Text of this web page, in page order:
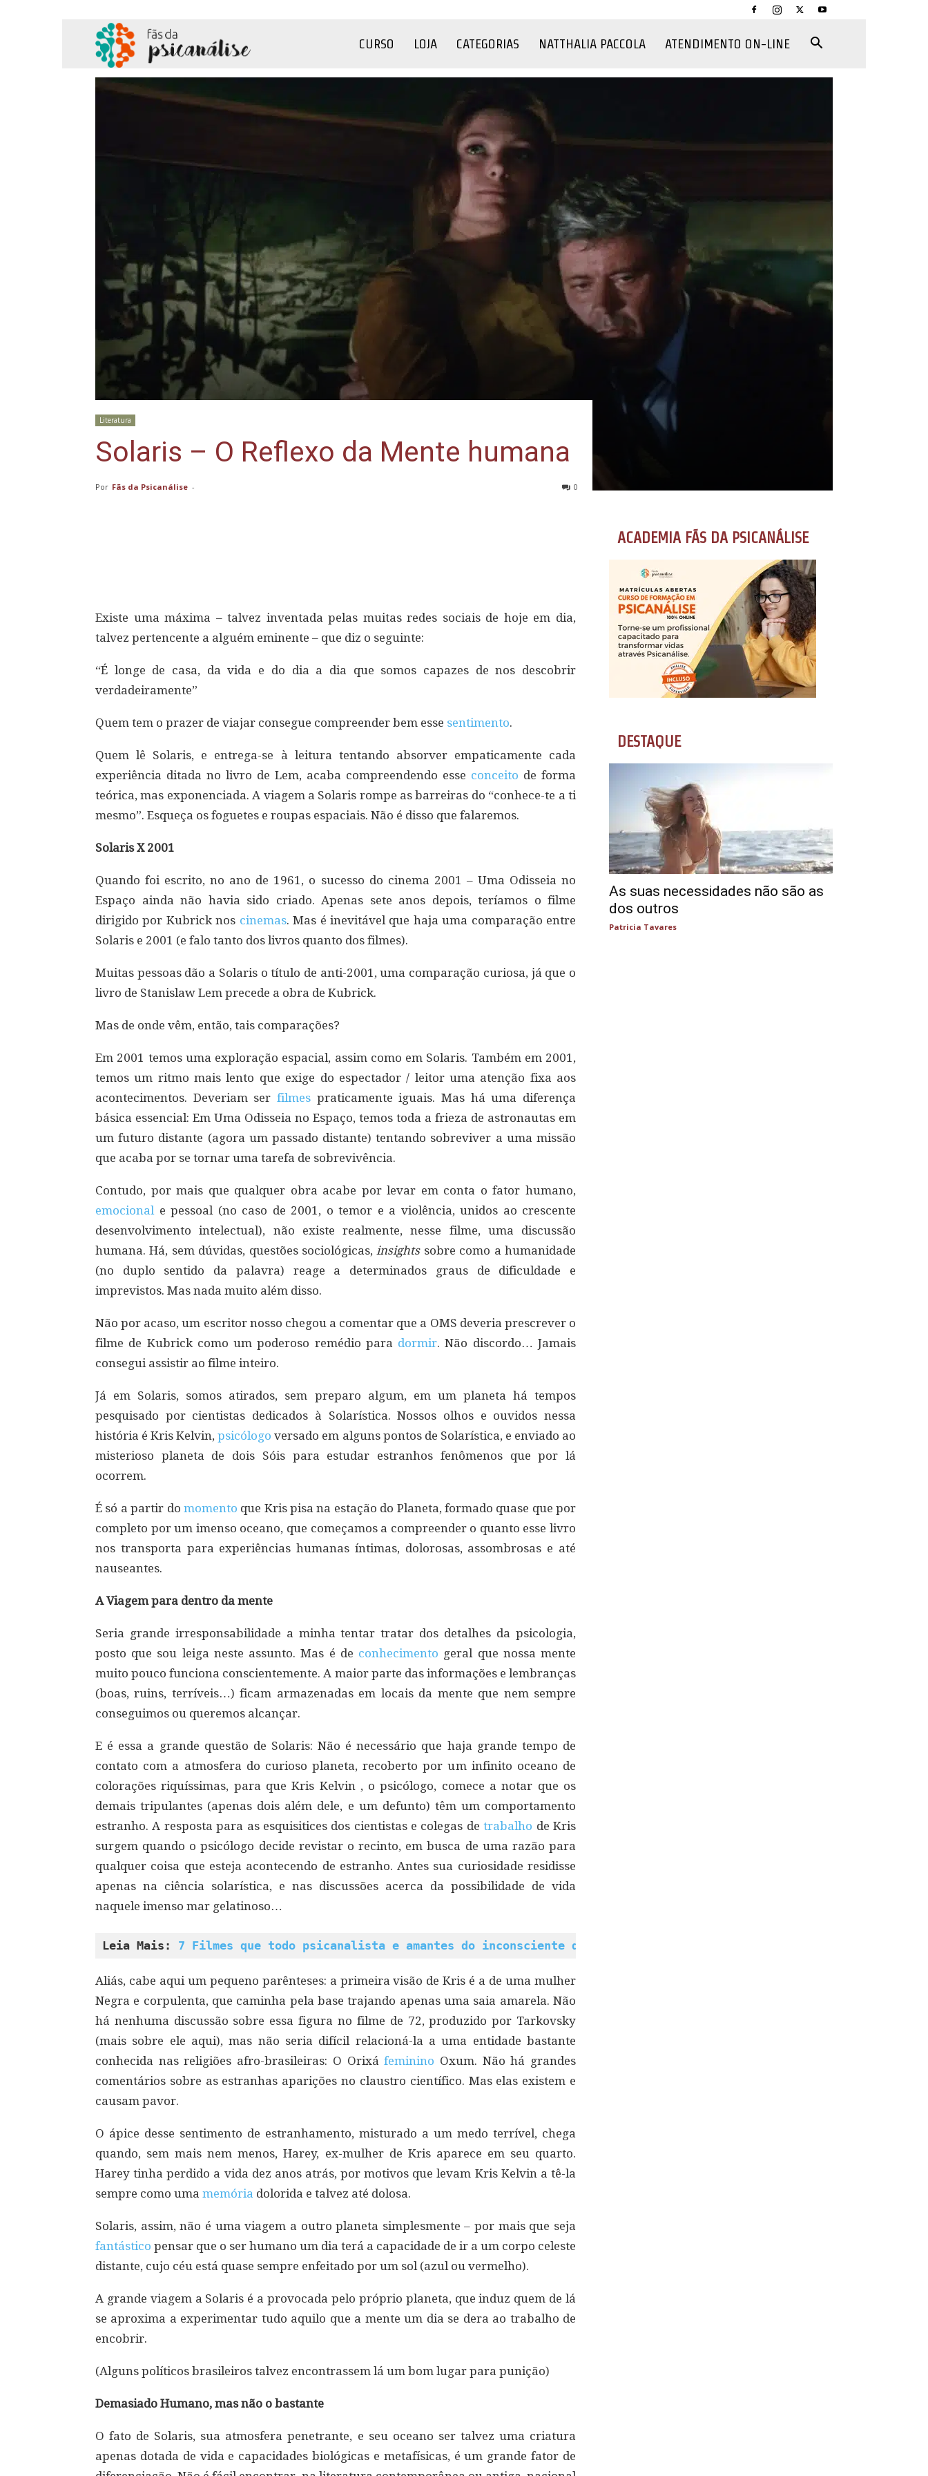
CURSO LOJA CATEGORIAS NATTHALIA PACCOLA ATENDIMENTO ON-LINE
Literatura
Solaris – O Reflexo da Mente humana
Por Fãs da Psicanálise - 0
Existe uma máxima – talvez inventada pelas muitas redes sociais de hoje em dia,
talvez pertencente a alguém eminente – que diz o seguinte:
“É longe de casa, da vida e do dia a dia que somos capazes de nos descobrir
verdadeiramente”
Quem tem o prazer de viajar consegue compreender bem esse sentimento.
Quem lê Solaris, e entrega-se à leitura tentando absorver empaticamente cada
experiência ditada no livro de Lem, acaba compreendendo esse conceito de forma
teórica, mas exponenciada. A viagem a Solaris rompe as barreiras do “conhece-te a ti
mesmo”. Esqueça os foguetes e roupas espaciais. Não é disso que falaremos.
Solaris X 2001
Quando foi escrito, no ano de 1961, o sucesso do cinema 2001 – Uma Odisseia no
Espaço ainda não havia sido criado. Apenas sete anos depois, teríamos o filme
dirigido por Kubrick nos cinemas. Mas é inevitável que haja uma comparação entre
Solaris e 2001 (e falo tanto dos livros quanto dos filmes).
Muitas pessoas dão a Solaris o título de anti-2001, uma comparação curiosa, já que o
livro de Stanislaw Lem precede a obra de Kubrick.
Mas de onde vêm, então, tais comparações?
Em 2001 temos uma exploração espacial, assim como em Solaris. Também em 2001,
temos um ritmo mais lento que exige do espectador / leitor uma atenção fixa aos
acontecimentos. Deveriam ser filmes praticamente iguais. Mas há uma diferença
básica essencial: Em Uma Odisseia no Espaço, temos toda a frieza de astronautas em
um futuro distante (agora um passado distante) tentando sobreviver a uma missão
que acaba por se tornar uma tarefa de sobrevivência.
Contudo, por mais que qualquer obra acabe por levar em conta o fator humano,
emocionale pessoal (no caso de 2001, o temor e a violência, unidos ao crescente
desenvolvimento intelectual), não existe realmente, nesse filme, uma discussão
humana. Há, sem dúvidas, questões sociológicas,insightssobre como a humanidade
(no duplo sentido da palavra) reage a determinados graus de dificuldade e
imprevistos. Mas nada muito além disso.
Não por acaso, um escritor nosso chegou a comentar que a OMS deveria prescrever o
filme de Kubrick como um poderoso remédio para dormir. Não discordo… Jamais
consegui assistir ao filme inteiro.
Já em Solaris, somos atirados, sem preparo algum, em um planeta há tempos
pesquisado por cientistas dedicados à Solarística. Nossos olhos e ouvidos nessa
história é Kris Kelvin,psicólogo versado em alguns pontos de Solarística, e enviado ao
misterioso planeta de dois Sóis para estudar estranhos fenômenos que por lá
ocorrem.
É só a partir do momento que Kris pisa na estação do Planeta, formado quase que por
completo por um imenso oceano, que começamos a compreender o quanto esse livro
nos transporta para experiências humanas íntimas, dolorosas, assombrosas e até
nauseantes.
A Viagem para dentro da mente
Seria grande irresponsabilidade a minha tentar tratar dos detalhes da psicologia,
posto que sou leiga neste assunto. Mas é de conhecimento geral que nossa mente
muito pouco funciona conscientemente. A maior parte das informações e lembranças
(boas, ruins, terríveis…) ficam armazenadas em locais da mente que nem sempre
conseguimos ou queremos alcançar.
E é essa a grande questão de Solaris: Não é necessário que haja grande tempo de
contato com a atmosfera do curioso planeta, recoberto por um infinito oceano de
colorações riquíssimas, para que Kris Kelvin , o psicólogo, comece a notar que os
demais tripulantes (apenas dois além dele, e um defunto) têm um comportamento
estranho. A resposta para as esquisitices dos cientistas e colegas detrabalho de Kris
surgem quando o psicólogo decide revistar o recinto, em busca de uma razão para
qualquer coisa que esteja acontecendo de estranho. Antes sua curiosidade residisse
apenas na ciência solarística, e nas discussões acerca da possibilidade de vida
naquele imenso mar gelatinoso…
Leia Mais: 7 Filmes que todo psicanalista e amantes do inconsciente deveriam ver
Aliás, cabe aqui um pequeno parênteses: a primeira visão de Kris é a de uma mulher
Negra e corpulenta, que caminha pela base trajando apenas uma saia amarela. Não
há nenhuma discussão sobre essa figura no filme de 72, produzido por Tarkovsky
(mais sobre ele aqui), mas não seria difícil relacioná-la a uma entidade bastante
conhecida nas religiões afro-brasileiras: O Orixáfeminino Oxum. Não há grandes
comentários sobre as estranhas aparições no claustro científico. Mas elas existem e
causam pavor.
O ápice desse sentimento de estranhamento, misturado a um medo terrível, chega
quando, sem mais nem menos, Harey, ex-mulher de Kris aparece em seu quarto.
Harey tinha perdido a vida dez anos atrás, por motivos que levam Kris Kelvin a tê-la
sempre como uma memória dolorida e talvez até dolosa.
Solaris, assim, não é uma viagem a outro planeta simplesmente – por mais que seja
fantástico pensar que o ser humano um dia terá a capacidade de ir a um corpo celeste
distante, cujo céu está quase sempre enfeitado por um sol (azul ou vermelho).
A grande viagem a Solaris é a provocada pelo próprio planeta, que induz quem de lá
se aproxima a experimentar tudo aquilo que a mente um dia se dera ao trabalho de
encobrir.
(Alguns políticos brasileiros talvez encontrassem lá um bom lugar para punição)
Demasiado Humano, mas não o bastante
O fato de Solaris, sua atmosfera penetrante, e seu oceano ser talvez uma criatura
apenas dotada de vida e capacidades biológicas e metafísicas, é um grande fator de
ACADEMIA FÃS DA PSICANÁLISE
DESTAQUE
As suas necessidades não são as
dos outros
Patricia Tavares